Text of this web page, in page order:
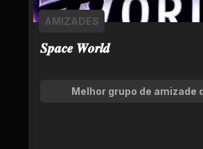
𝑺𝒑𝒂𝒄𝒆 𝑾𝒐𝒓𝒍𝒅
AMIZADES
Melhor grupo de amizade